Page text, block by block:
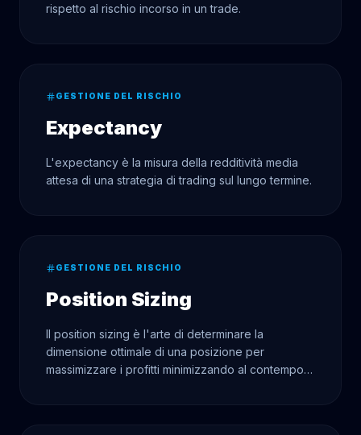
rispetto al rischio incorso in un trade.
GESTIONE DEL RISCHIO
Expectancy
L'expectancy è la misura della redditività media
attesa di una strategia di trading sul lungo termine.
GESTIONE DEL RISCHIO
Position Sizing
Il position sizing è l'arte di determinare la
dimensione ottimale di una posizione per
massimizzare i profitti minimizzando al contempo i